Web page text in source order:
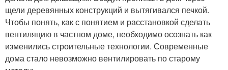
щели деревянных конструкций и вытягивался печкой.
Чтобы понять, как с понятием и расстановкой сделать
вентиляцию в частном доме, необходимо осознать как
изменились строительные технологии. Современные
дома стало невозможно вентилировать по старому